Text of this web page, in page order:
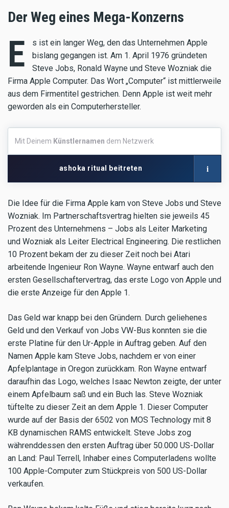
Der Weg eines Mega-Konzerns
E
s ist ein langer Weg, den das Unternehmen Apple
bislang gegangen ist. Am 1. April 1976 gründeten
Steve Jobs, Ronald Wayne und Steve Wozniak die
Firma Apple Computer. Das Wort „Computer“ ist mittlerweile
aus dem Firmentitel gestrichen. Denn Apple ist weit mehr
geworden als ein Computerhersteller.
Deinem
Künstlernamen
Mit Deinem Künstlernamen dem Netzwerk
ashoka ritual beitreten i
Die Idee für die Firma Apple kam von Steve Jobs und Steve
Wozniak. Im Partnerschaftsvertrag hielten sie jeweils 45
Prozent des Unternehmens – Jobs als Leiter Marketing
und Wozniak als Leiter Electrical Engineering. Die restlichen
10 Prozent bekam der zu dieser Zeit noch bei Atari
arbeitende Ingenieur Ron Wayne. Wayne entwarf auch den
ersten Gesellschaftervertrag, das erste Logo von Apple und
die erste Anzeige für den Apple 1.
Das Geld war knapp bei den Gründern. Durch geliehenes
Geld und den Verkauf von Jobs VW-Bus konnten sie die
erste Platine für den Ur-Apple in Auftrag geben. Auf den
Namen Apple kam Steve Jobs, nachdem er von einer
Apfelplantage in Oregon zurückkam. Ron Wayne entwarf
daraufhin das Logo, welches Isaac Newton zeigte, der unter
einem Apfelbaum saß und ein Buch las. Steve Wozniak
tüftelte zu dieser Zeit an dem Apple 1. Dieser Computer
wurde auf der Basis der 6502 von MOS Technology mit 8
KB dynamischen RAMS entwickelt. Steve Jobs zog
währenddessen den ersten Auftrag über 50.000 US-Dollar
an Land: Paul Terrell, Inhaber eines Computerladens wollte
100 Apple-Computer zum Stückpreis von 500 US-Dollar
verkaufen.